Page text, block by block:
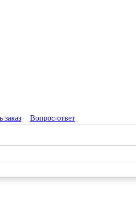
заказ Вопрос-ответ